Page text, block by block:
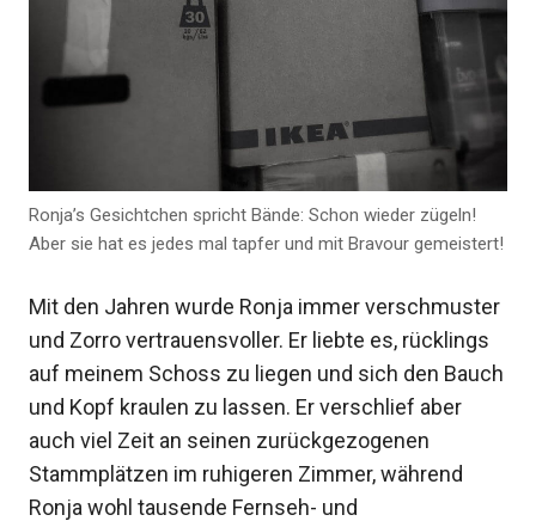
Ronja’s Gesichtchen spricht Bände: Schon wieder zügeln!
Aber sie hat es jedes mal tapfer und mit Bravour gemeistert!
Mit den Jahren wurde Ronja immer verschmuster
und Zorro vertrauensvoller. Er liebte es, rücklings
auf meinem Schoss zu liegen und sich den Bauch
und Kopf kraulen zu lassen. Er verschlief aber
auch viel Zeit an seinen zurückgezogenen
Stammplätzen im ruhigeren Zimmer, während
Ronja wohl tausende Fernseh- und